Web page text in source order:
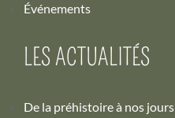
Événements
LES ACTUALITÉS
De la préhistoire à nos jours